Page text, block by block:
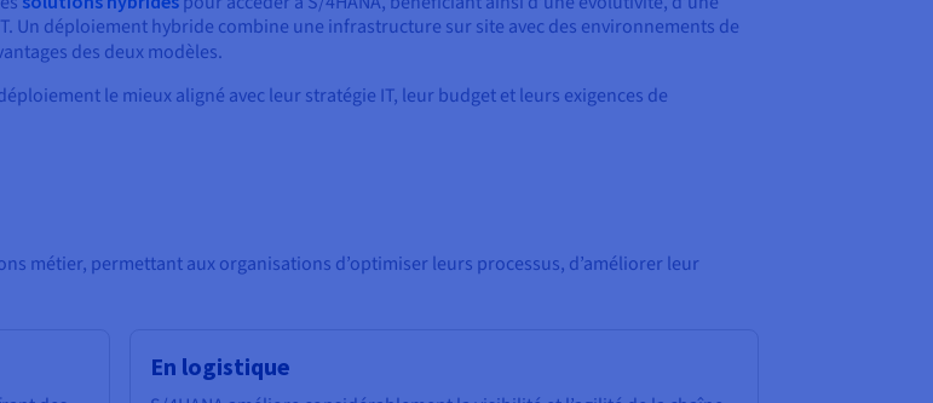
Un déploiement hybride combine une infrastructure sur site avec des environnements de
des deux modèles.
le mieux aligné avec leur stratégie IT, leur budget et leurs exigences de
métier, permettant aux organisations d’optimiser leurs processus, d’améliorer leur
En logistique